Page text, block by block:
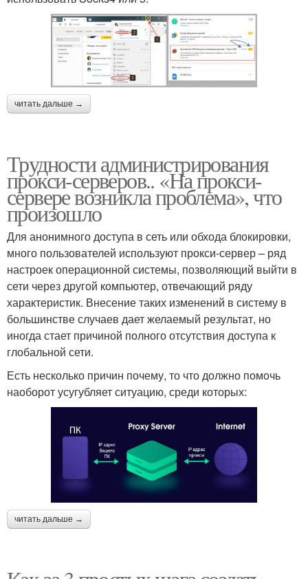
читать дальше →
Трудности администрирования
прокси-серверов.. «На прокси-
сервере возникла проблема», что
произошло
Для анонимного доступа в сеть или обхода блокировки,
много пользователей используют прокси-сервер – ряд
настроек операционной системы, позволяющий выйти в
сети через другой компьютер, отвечающий ряду
характеристик. Внесение таких изменений в систему в
большинстве случаев дает желаемый результат, но
иногда стает причиной полного отсутствия доступа к
глобальной сети.
Есть несколько причин почему, то что должно помочь
наоборот усугубляет ситуацию, среди которых:
читать дальше →